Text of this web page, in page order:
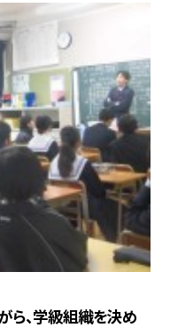
ら、学級組織を決め